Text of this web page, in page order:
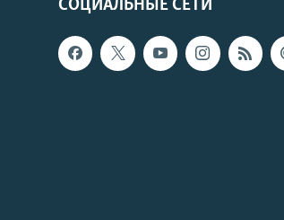
СОЦИАЛЬНЫЕ СЕТИ